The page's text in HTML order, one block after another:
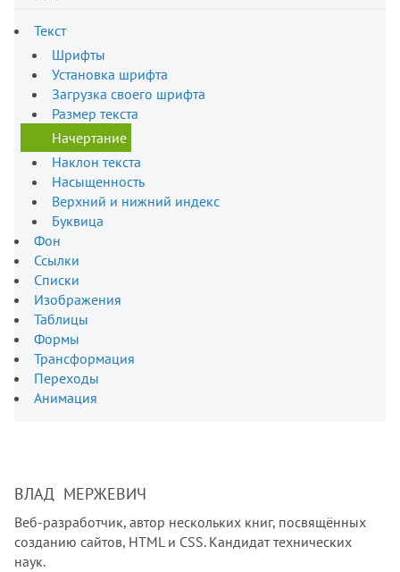
Текст
Шрифты
Установка шрифта
Загрузка своего шрифта
Размер текста
Начертание
Наклон текста
Насыщенность
Верхний и нижний индекс
Буквица
Фон
Ссылки
Списки
Изображения
Таблицы
Формы
Трансформация
Переходы
Анимация
ВЛАД МЕРЖЕВИЧ
Веб-разработчик, автор нескольких книг, посвящённых
созданию сайтов, HTML и CSS. Кандидат технических
наук.